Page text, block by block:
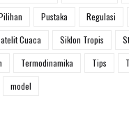
Pustaka Regulasi
Cuaca Siklon Tropis
Termodinamika Tips
model